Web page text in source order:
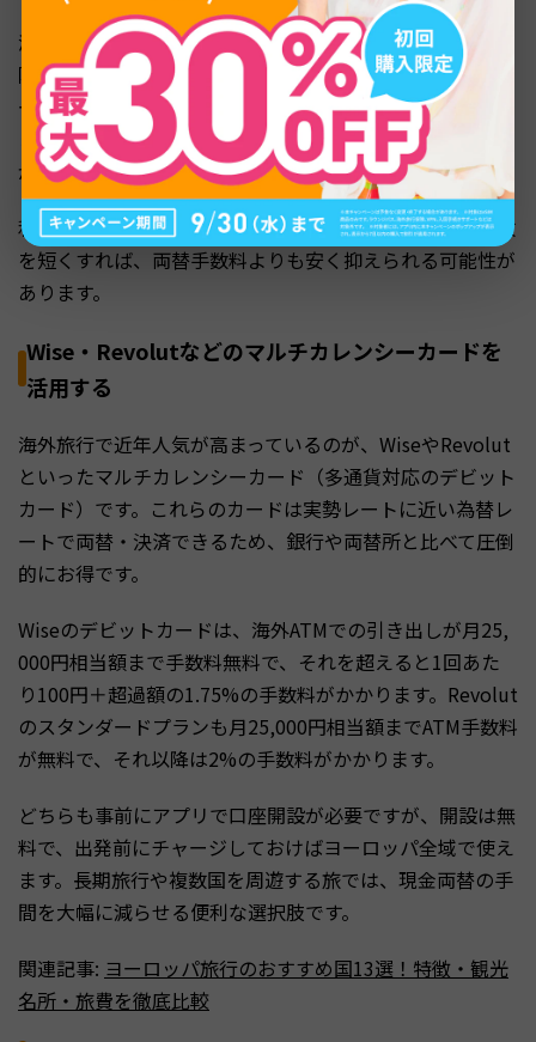
海外キャッシングの為替レートはVISAやMastercardの国
際ブランドレートが適用され、銀行窓口の両替よりも好レ
ートになることが一般的です。ただし、利用日から返済日
までの利息が発生するため、帰国後に繰り上げ返済するの
がお得に使うコツです。
利息は年率18%前後が一般的で、繰り上げ返済までの日数
を短くすれば、両替手数料よりも安く抑えられる可能性が
あります。
Wise・Revolutなどのマルチカレンシーカードを
活用する
海外旅行で近年人気が高まっているのが、WiseやRevolut
といったマルチカレンシーカード（多通貨対応のデビット
カード）です。これらのカードは実勢レートに近い為替レ
ートで両替・決済できるため、銀行や両替所と比べて圧倒
的にお得です。
Wiseのデビットカードは、海外ATMでの引き出しが月25,
000円相当額まで手数料無料で、それを超えると1回あた
り100円＋超過額の1.75%の手数料がかかります。Revolut
のスタンダードプランも月25,000円相当額までATM手数料
が無料で、それ以降は2%の手数料がかかります。
どちらも事前にアプリで口座開設が必要ですが、開設は無
料で、出発前にチャージしておけばヨーロッパ全域で使え
ます。長期旅行や複数国を周遊する旅では、現金両替の手
間を大幅に減らせる便利な選択肢です。
関連記事: ヨーロッパ旅行のおすすめ国13選！特徴・観光
名所・旅費を徹底比較